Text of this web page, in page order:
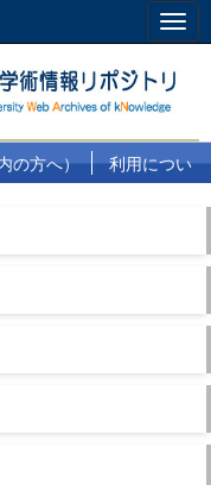
の方へ）
利用につい